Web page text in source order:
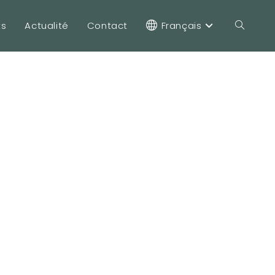
Actualité Contact Français